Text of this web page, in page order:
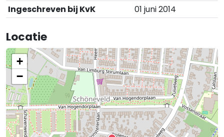
Ingeschreven bij KvK
01 juni 2014
Locatie
+
−